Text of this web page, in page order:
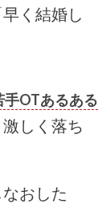
く結婚し
手OTあるある
しく落ち
おした